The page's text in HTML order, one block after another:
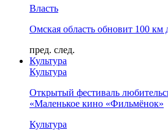
Власть
Омская область обновит 100 км
пред. след.
Культура
Культура
Открытый фестиваль
«Маленькое кино «Фильмёнок»
Культура